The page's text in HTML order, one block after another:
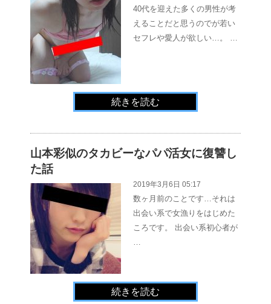
40代を迎えた多くの男性が考
えることだと思うのでが若い
セフレや愛人が欲しい…。 …
続きを読む
山本彩似のタカビーなパパ活女に復讐し
た話
2019年3月6日 05:17
数ヶ月前のことです…それは
出会い系で女漁りをはじめた
ころです。 出会い系初心者が
続きを読む